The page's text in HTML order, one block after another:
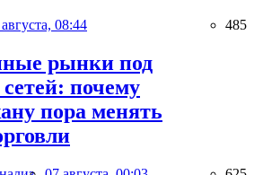
08:44 485
рынки под
почему
пора менять